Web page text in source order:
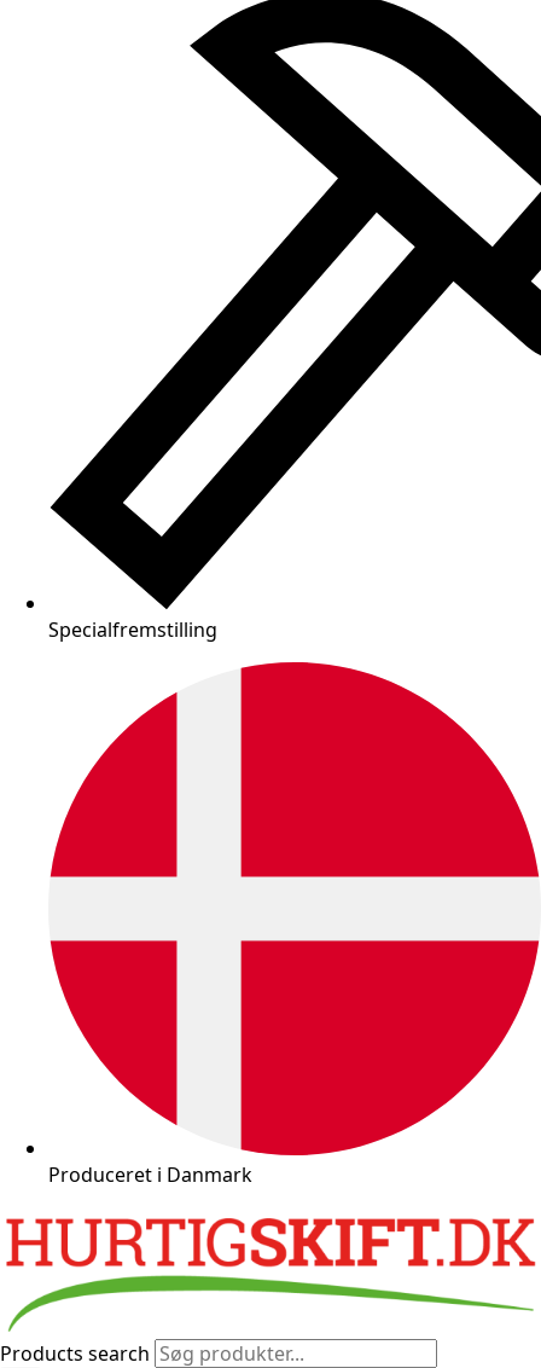
Specialfremstilling
Produceret i Danmark
Products search